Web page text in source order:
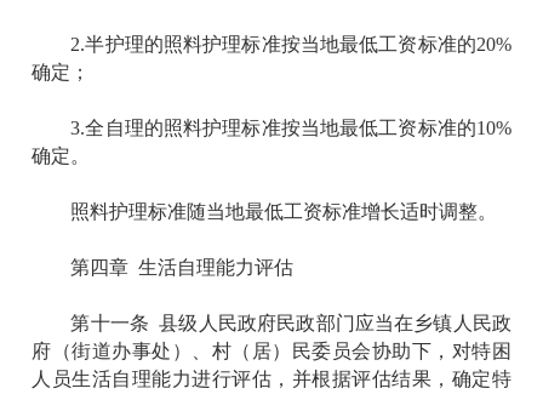
2.半护理的照料护理标准按当地最低工资标准的20%
确定；
3.全自理的照料护理标准按当地最低工资标准的10%
确定。
照料护理标准随当地最低工资标准增长适时调整。
第四章 生活自理能力评估
第十一条 县级人民政府民政部门应当在乡镇人民政
府（街道办事处）、村（居）民委员会协助下，对特困
人员生活自理能力进行评估，并根据评估结果，确定特